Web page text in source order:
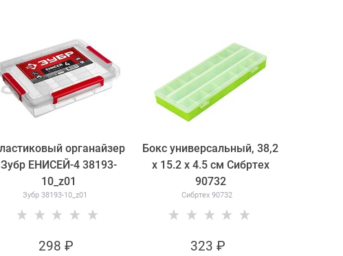
органайзер
Зубр ЕНИСЕЙ-4 38193-
10_z01
Зубр 38193-10_z01
298 ₽
Бокс универсальный, 38,2
х 15.2 х 4.5 cм Сибртех
90732
Сибртех 90732
323 ₽